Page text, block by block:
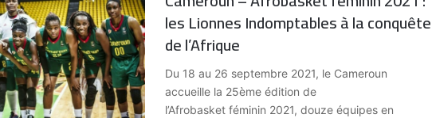
les Lionnes Indomptables à la conquête
de l’Afrique
Du 18 au 26 septembre 2021, le Cameroun
accueille la 25ème édition de
l’Afrobasket féminin 2021, douze équipes en